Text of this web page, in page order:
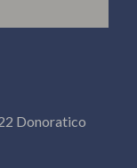
Donoratico